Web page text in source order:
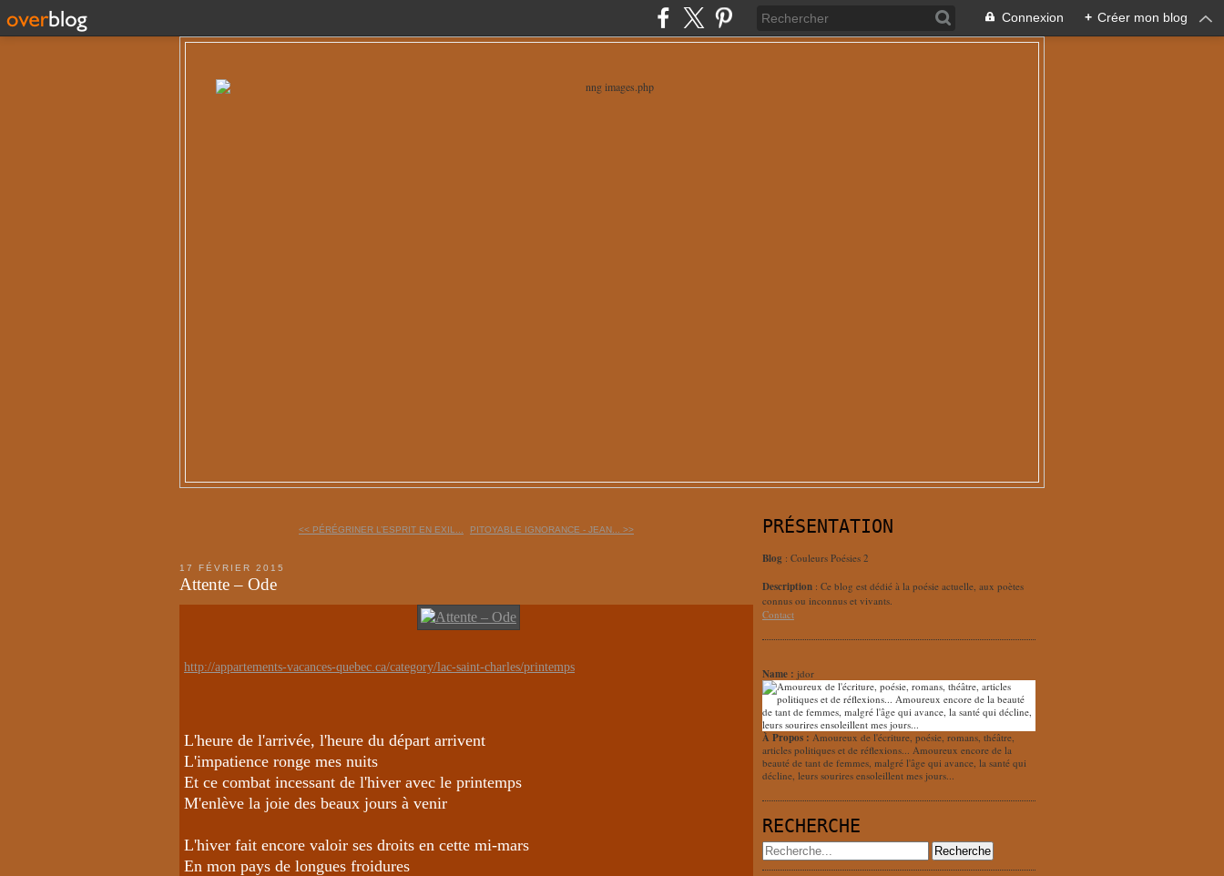
Connexion + Créer mon blog
<< PÉRÉGRINER L’ESPRIT EN EXIL... PITOYABLE IGNORANCE - JEAN... >>
17 FÉVRIER 2015
Attente – Ode
http://appartements-vacances-quebec.ca/category/lac-saint-charles/printemps
L'heure de l'arrivée, l'heure du départ arrivent
L'impatience ronge mes nuits
Et ce combat incessant de l'hiver avec le printemps
M'enlève la joie des beaux jours à venir
L'hiver fait encore valoir ses droits en cette mi-mars
En mon pays de longues froidures
PRÉSENTATION
Blog : Couleurs Poésies 2
Description : Ce blog est dédié à la poésie actuelle, aux poètes
connus ou inconnus et vivants.
Contact
Name : jdor
À Propos : Amoureux de l'écriture, poésie, romans, théâtre,
articles politiques et de réflexions... Amoureux encore de la
beauté de tant de femmes, malgré l'âge qui avance, la santé qui
décline, leurs sourires ensoleillent mes jours...
RECHERCHE